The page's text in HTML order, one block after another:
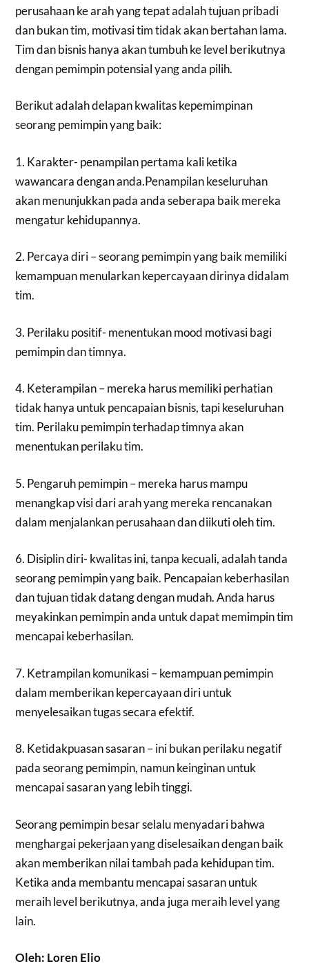
perusahaan ke arah yang tepat adalah tujuan pribadi
dan bukan tim, motivasi tim tidak akan bertahan lama.
Tim dan bisnis hanya akan tumbuh ke level berikutnya
dengan pemimpin potensial yang anda pilih.
Berikut adalah delapan kwalitas kepemimpinan
seorang pemimpin yang baik:
1. Karakter- penampilan pertama kali ketika
wawancara dengan anda.Penampilan keseluruhan
akan menunjukkan pada anda seberapa baik mereka
mengatur kehidupannya.
2. Percaya diri – seorang pemimpin yang baik memiliki
kemampuan menularkan kepercayaan dirinya didalam
tim.
3. Perilaku positif- menentukan mood motivasi bagi
pemimpin dan timnya.
4. Keterampilan – mereka harus memiliki perhatian
tidak hanya untuk pencapaian bisnis, tapi keseluruhan
tim. Perilaku pemimpin terhadap timnya akan
menentukan perilaku tim.
5. Pengaruh pemimpin – mereka harus mampu
menangkap visi dari arah yang mereka rencanakan
dalam menjalankan perusahaan dan diikuti oleh tim.
6. Disiplin diri- kwalitas ini, tanpa kecuali, adalah tanda
seorang pemimpin yang baik. Pencapaian keberhasilan
dan tujuan tidak datang dengan mudah. Anda harus
meyakinkan pemimpin anda untuk dapat memimpin tim
mencapai keberhasilan.
7. Ketrampilan komunikasi – kemampuan pemimpin
dalam memberikan kepercayaan diri untuk
menyelesaikan tugas secara efektif.
8. Ketidakpuasan sasaran – ini bukan perilaku negatif
pada seorang pemimpin, namun keinginan untuk
mencapai sasaran yang lebih tinggi.
Seorang pemimpin besar selalu menyadari bahwa
menghargai pekerjaan yang diselesaikan dengan baik
akan memberikan nilai tambah pada kehidupan tim.
Ketika anda membantu mencapai sasaran untuk
meraih level berikutnya, anda juga meraih level yang
lain.
Oleh: Loren Elio